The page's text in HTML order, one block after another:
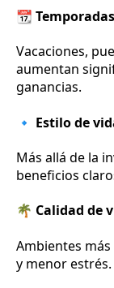
📆
Vacaciones,
aumentan
ganancias.
🔹 Estilo de
Más allá de la
beneficios
🌴 Calidad de
Ambientes
y menor estrés.